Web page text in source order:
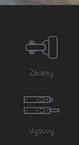
Závesy
Výsuvy